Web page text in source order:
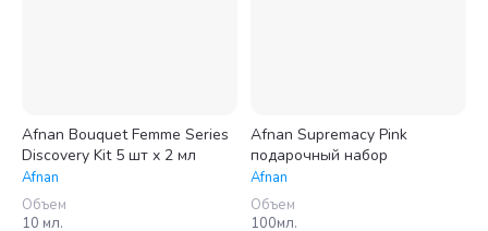
Afnan Bouquet Femme Series
Discovery Kit 5 шт x 2 мл
Afnan
Объем
10 мл.
Afnan Supremacy Pink
подарочный набор
Afnan
Объем
100мл.